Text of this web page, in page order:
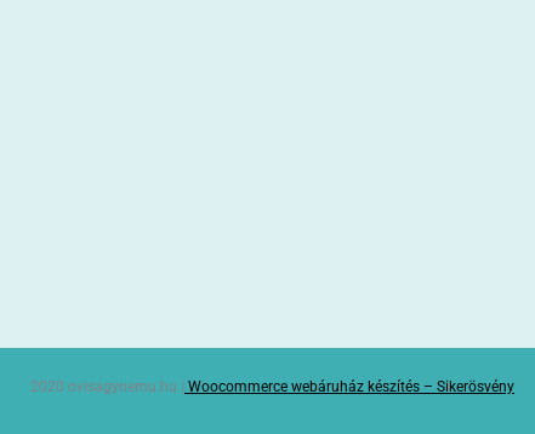
2020 ovisagynemu.hu | Woocommerce webáruház készítés – Sikerösvény